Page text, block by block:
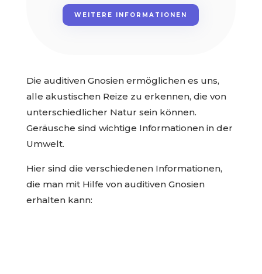
WEITERE INFORMATIONEN
Die auditiven Gnosien ermöglichen es uns,
alle akustischen Reize zu erkennen, die von
unterschiedlicher Natur sein können.
Geräusche sind wichtige Informationen in der
Umwelt.
Hier sind die verschiedenen Informationen,
die man mit Hilfe von auditiven Gnosien
erhalten kann: